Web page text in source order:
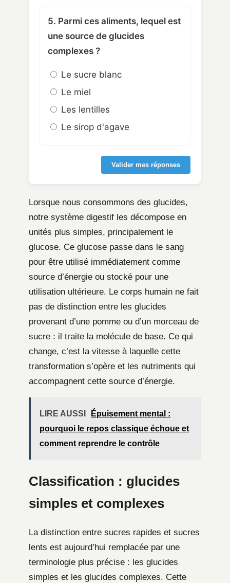
5. Parmi ces aliments, lequel est
une source de glucides
complexes ?
Le sucre blanc
Le miel
Les lentilles
Le sirop d'agave
Valider mes réponses
Lorsque nous consommons des glucides,
notre système digestif les décompose en
unités plus simples, principalement le
glucose. Ce glucose passe dans le sang
pour être utilisé immédiatement comme
source d’énergie ou stocké pour une
utilisation ultérieure. Le corps humain ne fait
pas de distinction entre les glucides
provenant d’une pomme ou d’un morceau de
sucre : il traite la molécule de base. Ce qui
change, c’est la vitesse à laquelle cette
transformation s’opère et les nutriments qui
accompagnent cette source d’énergie.
LIRE AUSSI
Épuisement mental :
pourquoi le repos classique échoue et
comment reprendre le contrôle
Classification : glucides
simples et complexes
La distinction entre sucres rapides et sucres
lents est aujourd’hui remplacée par une
terminologie plus précise : les glucides
simples et les glucides complexes. Cette